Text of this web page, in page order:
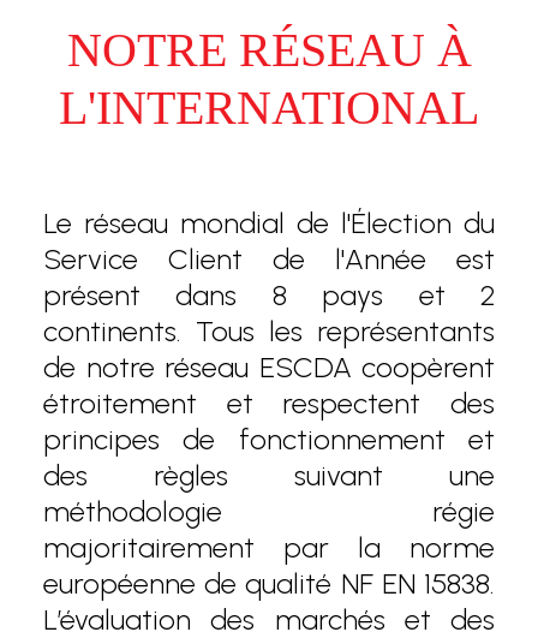
NOTRE RÉSEAU À
L'INTERNATIONAL
Le réseau mondial de l'Élection du
Service Client de l'Année est
présent dans 8 pays et 2
continents. Tous les représentants
de notre réseau ESCDA coopèrent
étroitement et respectent des
principes de fonctionnement et
des règles suivant une
méthodologie régie
majoritairement par la norme
européenne de qualité NF EN 15838.
L’évaluation des marchés et des